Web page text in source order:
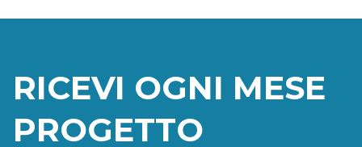
RICEVI OGNI MESE
PROGETTO